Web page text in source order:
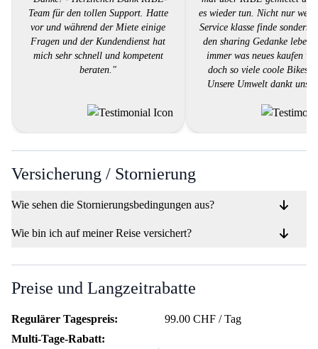
Team für den tollen Support. Hatte
vor und während der Miete einige
Fragen und der Kundendienst hat
mich sehr schnell und kompetent
beraten."
es wieder tun. Nicht nur weil
Service klasse finde sondern
den sharing Gedanke lebe.
immer was neues kaufen
doch so viele coole Bikes
Unsere Umwelt dankt uns
Versicherung / Stornierung
Wie sehen die Stornierungsbedingungen aus?
Wie bin ich auf meiner Reise versichert?
Preise und Langzeitrabatte
Regulärer Tagespreis:
99.00 CHF / Tag
Multi-Tage-Rabatt: